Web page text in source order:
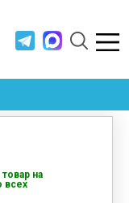
на
всех